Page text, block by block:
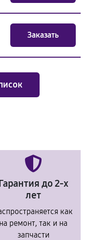
Заказать
до 2-х
лет
как
на ремонт, так и на
запчасти